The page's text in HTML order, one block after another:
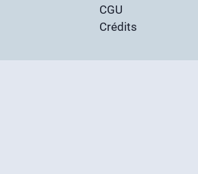
CGU
Crédits